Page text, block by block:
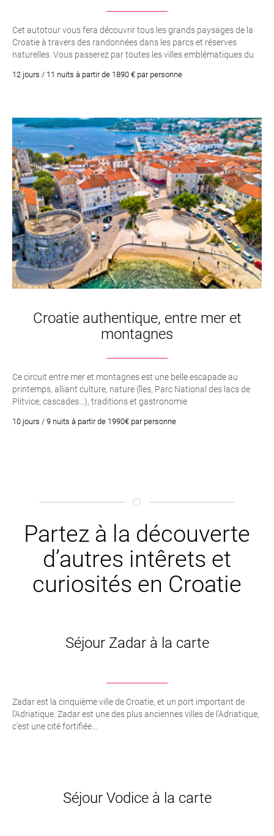
Cet autotour vous fera découvrir tous les grands paysages de la
Croatie à travers des randonnées dans les parcs et réserves
naturelles. Vous passerez par toutes les villes emblématiques du
12 jours / 11 nuits à partir de 1890 € par personne
Croatie authentique, entre mer et
montagnes
Ce circuit entre mer et montagnes est une belle escapade au
printemps, alliant culture, nature (îles, Parc National des lacs de
Plitvice, cascades…), traditions et gastronomie
10 jours / 9 nuits à partir de 1990€ par personne
Partez à la découverte
d’autres intêrets et
curiosités en Croatie
Séjour Zadar à la carte
Zadar est la cinquième ville de Croatie, et un port important de
l’Adriatique. Zadar est une des plus anciennes villes de l’Adriatique,
c’est une cité fortifiée...
Séjour Vodice à la carte